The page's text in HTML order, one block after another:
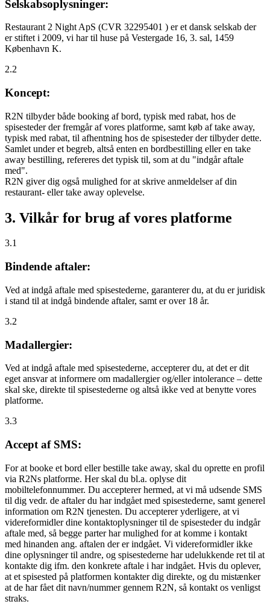
Selskabsoplysninger:
Restaurant 2 Night ApS (CVR 32295401 ) er et dansk selskab der
er stiftet i 2009, vi har til huse på Vestergade 16, 3. sal, 1459
København K.
2.2
Koncept:
R2N tilbyder både booking af bord, typisk med rabat, hos de
spisesteder der fremgår af vores platforme, samt køb af take away,
typisk med rabat, til afhentning hos de spisesteder der tilbyder dette.
Samlet under et begreb, altså enten en bordbestilling eller en take
away bestilling, refereres det typisk til, som at du "indgår aftale
med".
R2N giver dig også mulighed for at skrive anmeldelser af din
restaurant- eller take away oplevelse.
3. Vilkår for brug af vores platforme
3.1
Bindende aftaler:
Ved at indgå aftale med spisestederne, garanterer du, at du er juridisk
i stand til at indgå bindende aftaler, samt er over 18 år.
3.2
Madallergier:
Ved at indgå aftale med spisestederne, accepterer du, at det er dit
eget ansvar at informere om madallergier og/eller intolerance – dette
skal ske, direkte til spisestederne og altså ikke ved at benytte vores
platforme.
3.3
Accept af SMS:
For at booke et bord eller bestille take away, skal du oprette en profil
via R2Ns platforme. Her skal du bl.a. oplyse dit
mobiltelefonnummer. Du accepterer hermed, at vi må udsende SMS
til dig vedr. de aftaler du har indgået med spisestederne, samt generel
information om R2N tjenesten. Du accepterer yderligere, at vi
videreformidler dine kontaktoplysninger til de spisesteder du indgår
aftale med, så begge parter har mulighed for at komme i kontakt
med hinanden ang. aftalen der er indgået. Vi videreformidler ikke
dine oplysninger til andre, og spisestederne har udelukkende ret til at
kontakte dig ifm. den konkrete aftale i har indgået. Hvis du oplever,
at et spisested på platformen kontakter dig direkte, og du mistænker
at de har fået dit navn/nummer gennem R2N, så kontakt os venligst
straks.